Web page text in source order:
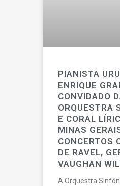
PIANISTA
ENRIQUE
CONVIDADO
ORQUESTRA
E CORAL
MINAS
CONCERTOS
DE RAVEL,
VAUGHAN
A Orquestra